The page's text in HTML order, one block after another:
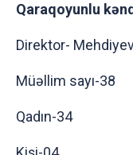
Qaraqoyunlu
Direktor-
Müəllim sayı-38
Qadın-34